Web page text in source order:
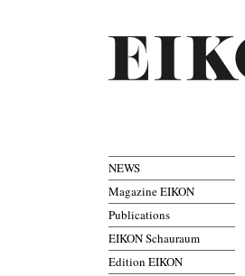
NEWS
Magazine EIKON
Publications
EIKON Schauraum
Edition EIKON